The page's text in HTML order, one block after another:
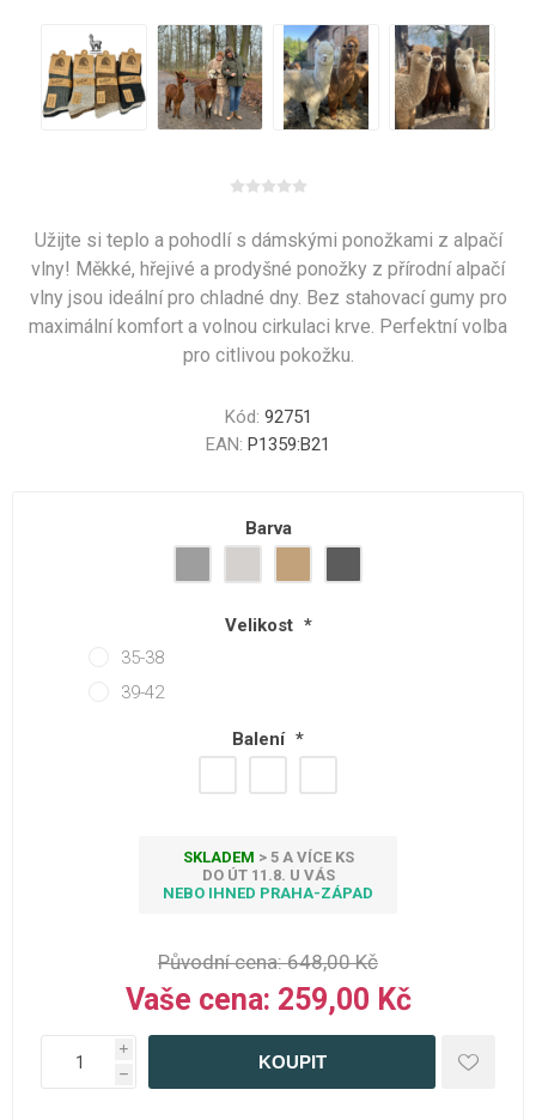
Užijte si teplo a pohodlí s dámskými ponožkami z alpačí
vlny! Měkké, hřejivé a prodyšné ponožky z přírodní alpačí
vlny jsou ideální pro chladné dny. Bez stahovací gumy pro
maximální komfort a volnou cirkulaci krve. Perfektní volba
pro citlivou pokožku.
Kód: 92751
EAN: P1359:B21
Barva
Velikost *
35-38
39-42
Balení *
SKLADEM > 5 A VÍCE KS
DO ÚT 11.8. U VÁS
NEBO IHNED PRAHA-ZÁPAD
Původní cena: 648,00 Kč
Vaše cena: 259,00 Kč
i
h